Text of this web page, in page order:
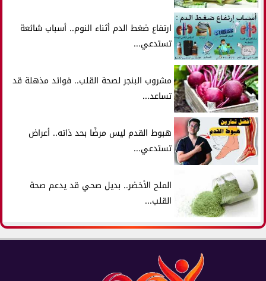
ارتفاع ضغط الدم أثناء النوم.. أسباب شائعة
تستدعي...
مشروب البنجر لصحة القلب.. فوائد مذهلة قد
تساعد...
هبوط القدم ليس مرضًا بحد ذاته.. أعراض
تستدعي...
الملح الأخضر.. بديل صحي قد يدعم صحة
القلب...